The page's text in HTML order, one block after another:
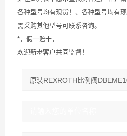
各种型号均有现货！、各种型号均有现
需采购其他型号可联系咨询。
*，假一赔十，
欢迎新老客户共同监督！